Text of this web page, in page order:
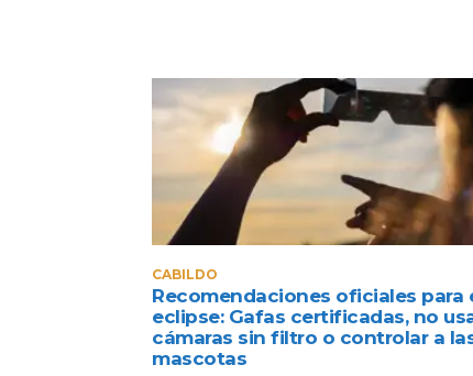
CABILDO
Recomendaciones oficiales para
eclipse: Gafas certificadas, no
cámaras sin filtro o controlar a
mascotas